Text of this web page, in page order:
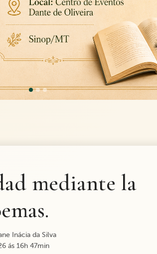
mediante la
Inácia da Silva
ás 16h 47min